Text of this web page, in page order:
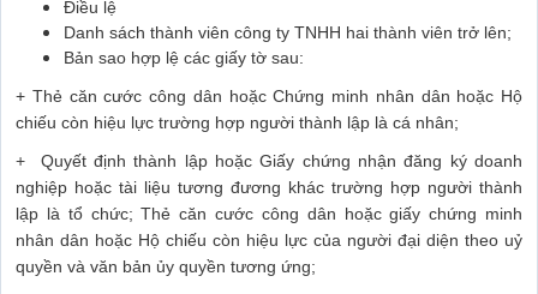
Điều lệ
Danh sách thành viên công ty TNHH hai thành viên trở lên;
Bản sao hợp lệ các giấy tờ sau:
+ Thẻ căn cước công dân hoặc Chứng minh nhân dân hoặc Hộ
chiếu còn hiệu lực trường hợp người thành lập là cá nhân;
+ Quyết định thành lập hoặc Giấy chứng nhận đăng ký doanh
nghiệp hoặc tài liệu tương đương khác trường hợp người thành
lập là tổ chức; Thẻ căn cước công dân hoặc giấy chứng minh
nhân dân hoặc Hộ chiếu còn hiệu lực của người đại diện theo uỷ
quyền và văn bản ủy quyền tương ứng;